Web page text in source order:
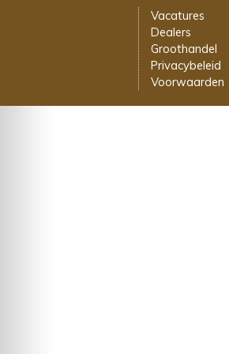
Vacatures
Dealers
Groothandel
Privacybeleid
Voorwaarden